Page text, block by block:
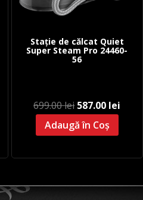
Stație de călcat Quiet
Super Steam Pro 24460-
56
699.00lei Prețul
inițial
a
587.00 lei
Adaugă în Coș